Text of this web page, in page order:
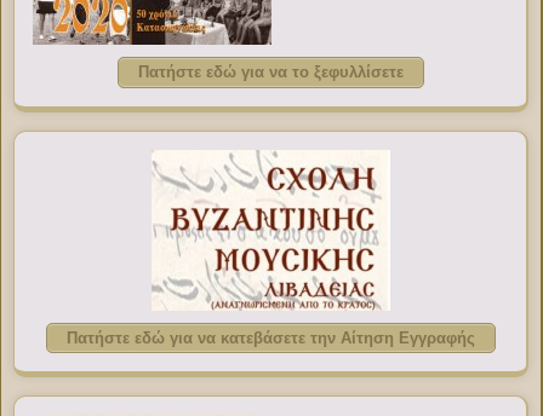
Πατήστε εδώ για να το ξεφυλλίσετε
Πατήστε εδώ για να κατεβάσετε την Αίτηση Εγγραφής